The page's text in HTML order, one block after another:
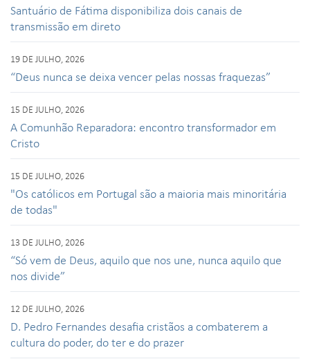
Santuário de Fátima disponibiliza dois canais de
transmissão em direto
19 DE JULHO, 2026
“Deus nunca se deixa vencer pelas nossas fraquezas”
15 DE JULHO, 2026
A Comunhão Reparadora: encontro transformador em
Cristo
15 DE JULHO, 2026
"Os católicos em Portugal são a maioria mais minoritária
de todas"
13 DE JULHO, 2026
“Só vem de Deus, aquilo que nos une, nunca aquilo que
nos divide”
12 DE JULHO, 2026
D. Pedro Fernandes desafia cristãos a combaterem a
cultura do poder, do ter e do prazer